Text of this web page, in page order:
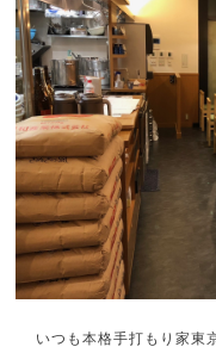
いつも本格手打もり家東